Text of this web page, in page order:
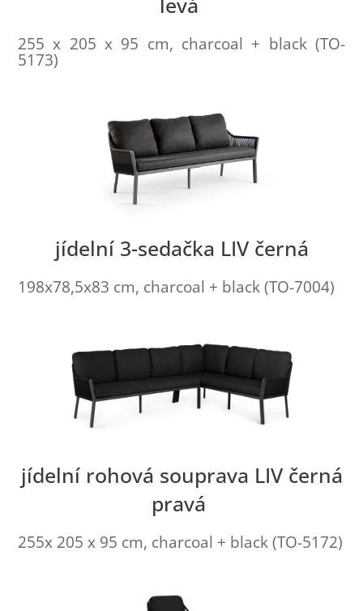
255 x 205 x 95 cm, charcoal + black (TO-
5173)
jídelní 3-sedačka LIV černá
198x78,5x83 cm, charcoal + black (TO-7004)
jídelní rohová souprava LIV černá
pravá
255x 205 x 95 cm, charcoal + black (TO-5172)